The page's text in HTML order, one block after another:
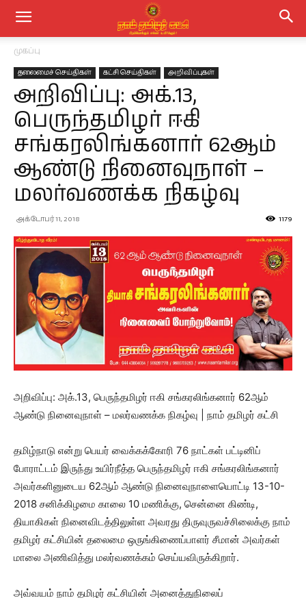
முகப்பு
தலைமைச் செய்திகள் கட்சி செய்திகள் அறிவிப்புகள்
அறிவிப்பு: அக்.13,
பெருந்தமிழர் ஈகி
சங்கரலிங்கனார் 62ஆம்
ஆண்டு நினைவுநாள் –
மலர்வணக்க நிகழ்வு
அக்டோபர் 11, 2018 1179
அறிவிப்பு: அக்.13, பெருந்தமிழர் ஈகி சங்கரலிங்கனார் 62ஆம்
ஆண்டு நினைவுநாள் – மலர்வணக்க நிகழ்வு | நாம் தமிழர் கட்சி
தமிழ்நாடு என்று பெயர் வைக்கக்கோரி 76 நாட்கள் பட்டினிப்
போராட்டம் இருந்து உயிர்நீத்த பெருந்தமிழர் ஈகி சங்கரலிங்கனார்
அவர்களினுடைய 62ஆம் ஆண்டு நினைவுநாளையொட்டி 13-10-
2018 சனிக்கிழமை காலை 10 மணிக்கு, சென்னை கிண்டி,
தியாகிகள் நினைவிடத்திலுள்ள அவரது திருவுருவச்சிலைக்கு நாம்
தமிழர் கட்சியின் தலைமை ஒருங்கிணைப்பாளர் சீமான் அவர்கள்
மாலை அணிவித்து மலர்வணக்கம் செய்யவிருக்கிறார்.
அவ்வயம் நாம் தமிழர் கட்சியின் அனைத்துநிலைப்